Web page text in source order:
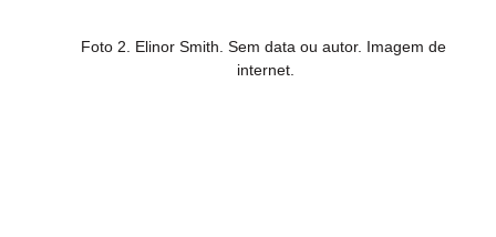
Foto 2. Elinor Smith. Sem data ou autor. Imagem de
internet.